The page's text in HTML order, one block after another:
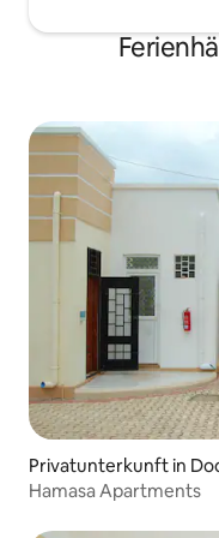
Privatunterkunft in
Hamasa Apartments